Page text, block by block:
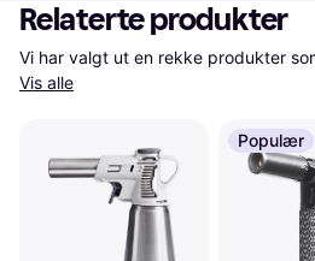
Relaterte produkter
Vis alle
Populær